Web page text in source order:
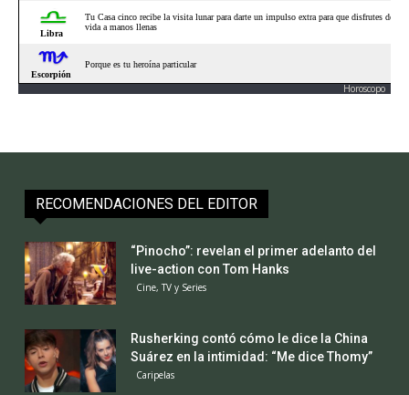
Horoscopo
RECOMENDACIONES DEL EDITOR
“Pinocho”: revelan el primer adelanto del
live-action con Tom Hanks
Cine, TV y Series
Rusherking contó cómo le dice la China
Suárez en la intimidad: “Me dice Thomy”
Caripelas